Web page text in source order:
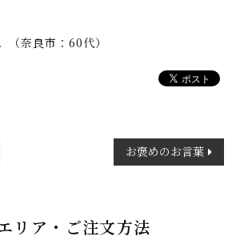
（奈良市：60代）
お褒めのお言葉
リア・ご注文方法